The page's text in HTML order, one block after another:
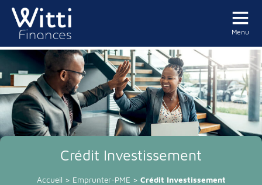
Menu
Crédit Investissement
Accueil > Emprunter-PME > Crédit Investissement